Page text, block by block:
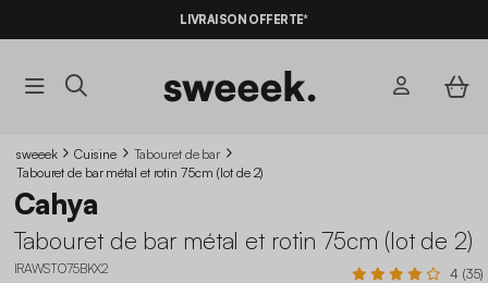
LIVRAISON OFFERTE*
sweeek Cuisine
Tabouret de bar
Tabouret de bar métal et rotin 75cm (lot de 2)
Cahya
Tabouret de bar métal et rotin 75cm (lot de 2)
IRAWSTO75BKX2 4 (35)